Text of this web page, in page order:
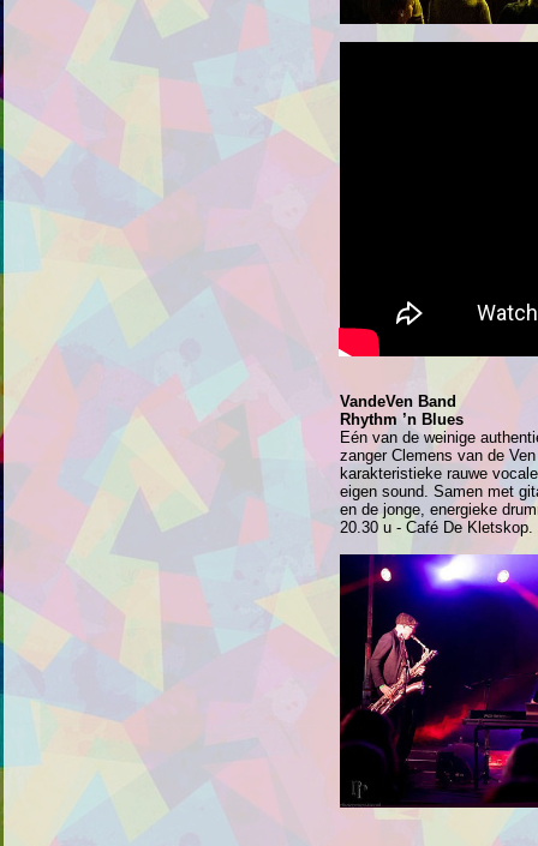
VandeVen Band
Rhythm ’n Blues
Eén van de weinige
zanger Clemens van de
karakteristieke rauwe
eigen sound. Samen met
en de jonge, energieke
20.30 u - Café De Kletskop.